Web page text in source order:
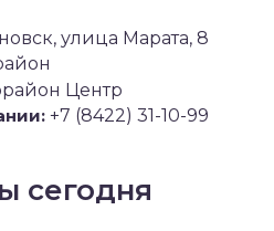
улица Марата, 8
Центр
+7 (8422) 31-10-99
сегодня